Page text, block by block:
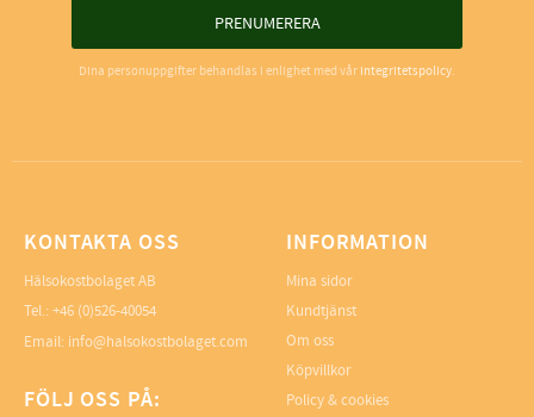
PRENUMERERA
Dina personuppgifter behandlas i enlighet med vår integritetspolicy.
KONTAKTA OSS
Hälsokostbolaget AB
Tel.: +46 (0)526-40054
Email: info@halsokostbolaget.com
FÖLJ OSS PÅ:
INFORMATION
Mina sidor
Kundtjänst
Om oss
Köpvillkor
Policy & cookies